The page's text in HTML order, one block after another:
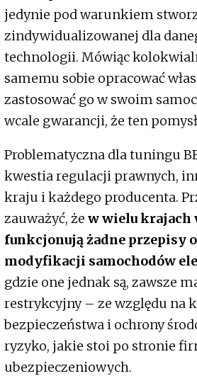
jedynie pod warunkiem
zindywidualizowanej dla
technologii. Mówiąc
samemu sobie opracować
zastosować go w swoim
wcale gwarancji, że ten pomysł
Problematyczna dla tuningu
kwestia regulacji prawnych,
kraju i każdego producenta.
zauważyć, że w wielu krajach
funkcjonują żadne przepisy
modyfikacji samochodów
gdzie one jednak są, zawsze
restrykcyjny – ze względu na
bezpieczeństwa i ochrony
ryzyko, jakie stoi po stronie
ubezpieczeniowych.